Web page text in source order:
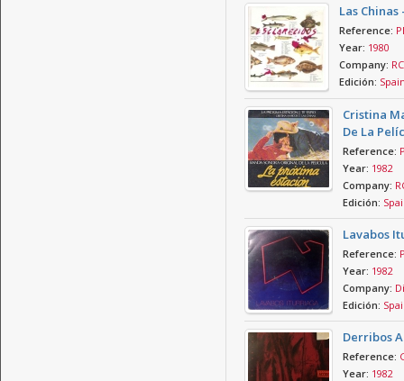
Las
Reference:
Year: 1980
Company:
Edición:
Cristina
De La
Reference:
Year: 1982
Company:
Edición:
Lavabos
Reference:
Year: 1982
Company:
Edición:
Derribos
Reference:
Year: 1982